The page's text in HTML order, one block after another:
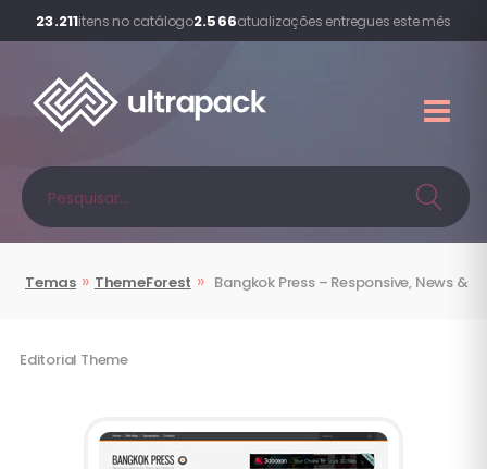
23.211itens no catálogo2.566atualizações entregues este mês
Temas » ThemeForest » Bangkok Press – Responsive, News &
Editorial Theme